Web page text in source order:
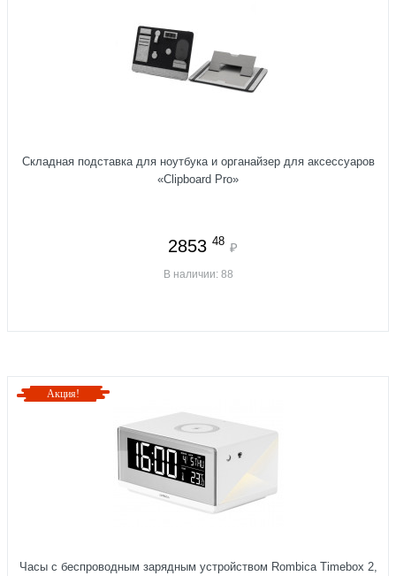
Складная подставка для ноутбука и органайзер для аксессуаров
«Clipboard Pro»
2853 48 ₽
В наличии: 88
Акция!
Часы с беспроводным зарядным устройством Rombica Timebox 2,